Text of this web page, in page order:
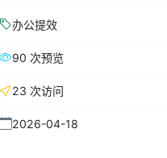
办公提效
90 次预览
23 次访问
2026-04-18